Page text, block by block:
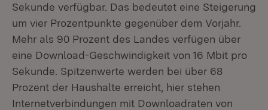
Sekunde verfügbar. Das bedeutet eine Steigerung
um vier Prozentpunkte gegenüber dem Vorjahr.
Mehr als 90 Prozent des Landes verfügen über
eine Download-Geschwindigkeit von 16 Mbit pro
Sekunde. Spitzenwerte werden bei über 68
Prozent der Haushalte erreicht, hier stehen
Internetverbindungen mit Downloadraten von